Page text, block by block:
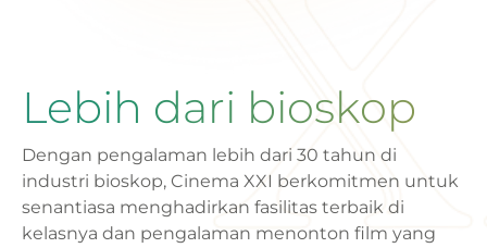
Lebih dari bioskop
Dengan pengalaman lebih dari 30 tahun di
industri bioskop, Cinema XXI berkomitmen untuk
senantiasa menghadirkan fasilitas terbaik di
kelasnya dan pengalaman menonton film yang